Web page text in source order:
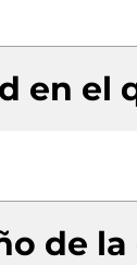
en el
de